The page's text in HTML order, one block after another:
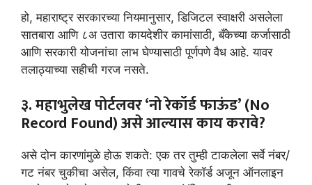
हो, महाराष्ट्र सरकारच्या नियमानुसार, डिजिटल स्वाक्षरी असलेला
सातबारा आणि ८अ उतारा कायदेशीर कामांसाठी, बँकेच्या कर्जासाठी
आणि सरकारी योजनांचा लाभ घेण्यासाठी पूर्णपणे वैध आहे. यावर
तलाठ्याच्या सहीची गरज नसते.
३. महाभुलेख पोर्टलवर ‘नो रेकॉर्ड फाऊंड’ (No
Record Found) असे आल्यास काय करावे?
असे दोन कारणांमुळे होऊ शकते: एक तर तुम्ही टाकलेला सर्वे नंबर/
गट नंबर चुकीचा असेल, किंवा त्या गावचे रेकॉर्ड अजून ऑनलाइन